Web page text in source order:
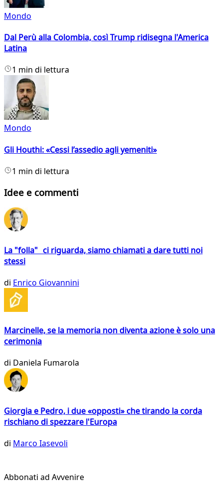
Mondo
Dal Perù alla Colombia, così Trump ridisegna l'America
Latina
1 min di lettura
Mondo
Gli Houthi: «Cessi l’assedio agli yemeniti»
1 min di lettura
Idee e commenti
La "folla" ci riguarda, siamo chiamati a dare tutti noi
stessi
di Enrico Giovannini
Marcinelle, se la memoria non diventa azione è solo una
cerimonia
di Daniela Fumarola
Giorgia e Pedro, i due «opposti» che tirando la corda
rischiano di spezzare l'Europa
di Marco Iasevoli
Abbonati ad Avvenire